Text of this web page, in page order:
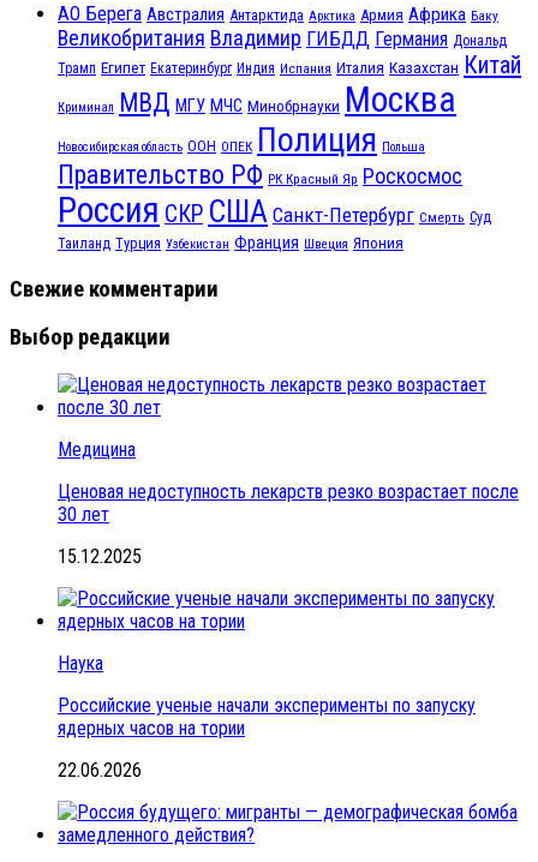
АО Берега Австралия Антарктида Арктика Армия Африка Баку
Великобритания Владимир ГИБДД Германия Дональд
Трамп Египет Екатеринбург Индия Испания Италия Казахстан Китай
Криминал МВД МГУ МЧС Минобрнауки Москва
Новосибирская область ООН ОПЕК Полиция Польша
Правительство РФ РК Красный Яр Роскосмос
Россия СКР США Санкт-Петербург Смерть Суд
Таиланд Турция Узбекистан Франция Швеция Япония
Свежие комментарии
Выбор редакции
Медицина
Ценовая недоступность лекарств резко возрастает после
30 лет
15.12.2025
Наука
Российские ученые начали эксперименты по запуску
ядерных часов на тории
22.06.2026